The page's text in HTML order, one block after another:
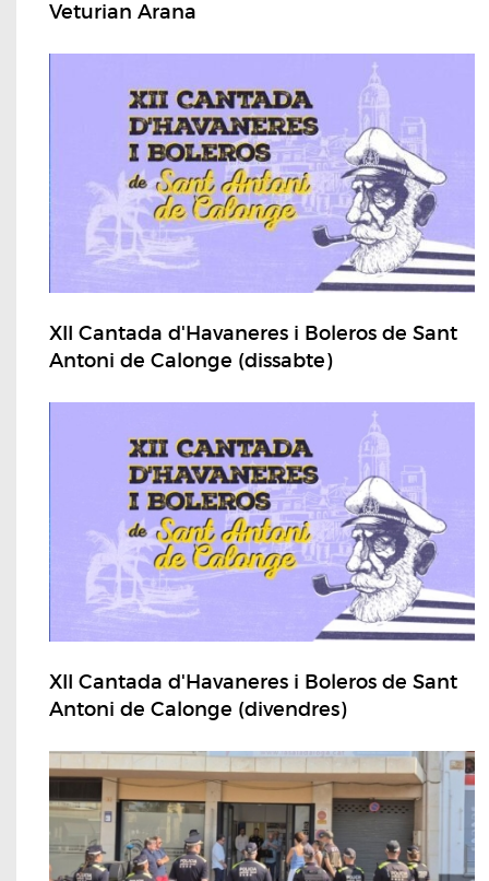
Veturian Arana
XII Cantada d'Havaneres i Boleros de Sant
Antoni de Calonge (dissabte)
XII Cantada d'Havaneres i Boleros de Sant
Antoni de Calonge (divendres)